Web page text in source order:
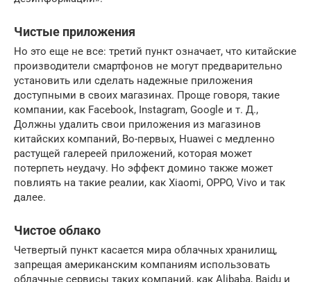
Чистые приложения
Но это еще не все: третий пункт означает, что китайские
производители смартфонов не могут предварительно
установить или сделать надежные приложения
доступными в своих магазинах. Проще говоря, такие
компании, как Facebook, Instagram, Google и т. Д.,
Должны удалить свои приложения из магазинов
китайских компаний, Во-первых, Huawei с медленно
растущей галереей приложений, которая может
потерпеть неудачу. Но эффект домино также может
повлиять на такие реалии, как Xiaomi, OPPO, Vivo и так
далее.
Чистое облако
Четвертый пункт касается мира облачных хранилищ,
запрещая американским компаниям использовать
облачные сервисы таких компаний, как Alibaba, Baidu и